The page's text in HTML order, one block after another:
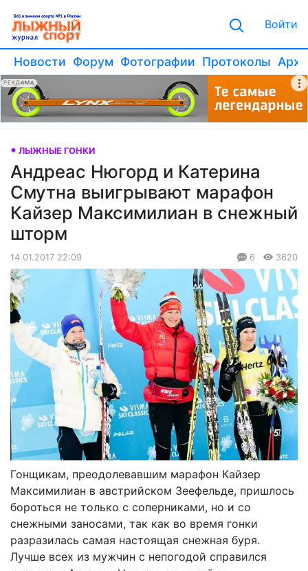
Войти
Новости Форум Фотографии Протоколы
РЕКЛАМА
ЛЫЖНЫЕ ГОНКИ
Андреас Нюгорд и Катерина
Смутна выигрывают марафон
Кайзер Максимилиан в снежный
шторм
14.01.2017 22:09 6 3620
Гонщикам, преодолевавшим марафон Кайзер
Максимилиан в австрийском Зеефельде, пришлось
бороться не только с соперниками, но и со
снежными заносами, так как во время гонки
разразилась самая настоящая снежная буря.
Лучше всех из мужчин с непогодой справился